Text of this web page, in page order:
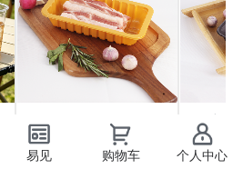
PP气调托盒22
￥0.37
PP高
￥
易见 购物车 个人中心